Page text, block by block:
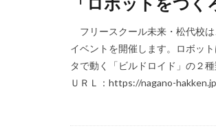
フリースクール未来・松代校
イベントを開催します。ロボッ
タで動く「ビルドロイド」の２
ＵＲＬ：https://nagano-